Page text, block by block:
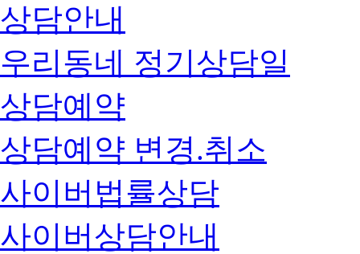
상담안내
우리동네 정기상담일
상담예약
상담예약 변경.취소
사이버법률상담
사이버상담안내